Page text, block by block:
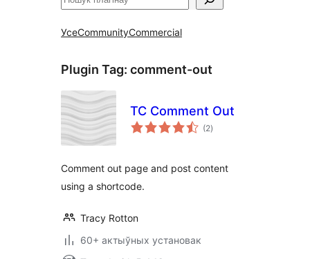
УсеCommunityCommercial
Plugin Tag: comment-out
TC Comment Out
(2total
ratings
)
Comment out page and post content
using a shortcode.
Tracy Rotton
60+ актыўных установак